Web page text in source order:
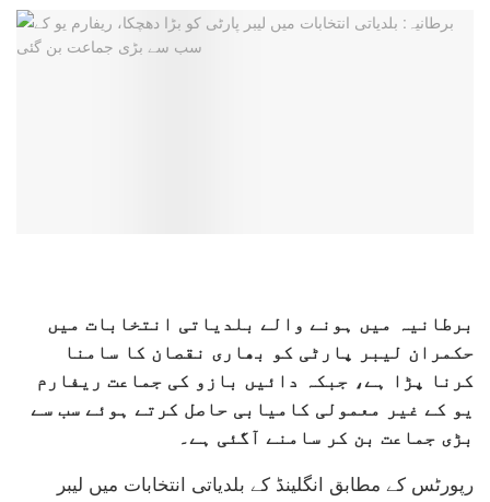
برطانیہ میں ہونے والے بلدیاتی انتخابات میں
حکمران لیبر پارٹی کو بھاری نقصان کا سامنا
کرنا پڑا ہے، جبکہ دائیں بازو کی جماعت ریفارم
یو کے غیر معمولی کامیابی حاصل کرتے ہوئے سب سے
بڑی جماعت بن کر سامنے آگئی ہے۔
رپورٹس کے مطابق انگلینڈ کے بلدیاتی انتخابات میں لیبر